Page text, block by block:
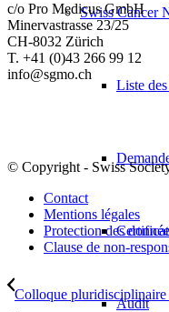
Swiss Cancer
Liste
Audit
c/o Pro Medicus GmbH
Minervastrasse 23/25
CH-8032 Zürich
T. +41 (0)43 266 99 12
info@sgmo.ch
© Copyright - Swiss
Contact
Mentions légales
Protection des
Clause de non-
Colloque pluridisciplinaire